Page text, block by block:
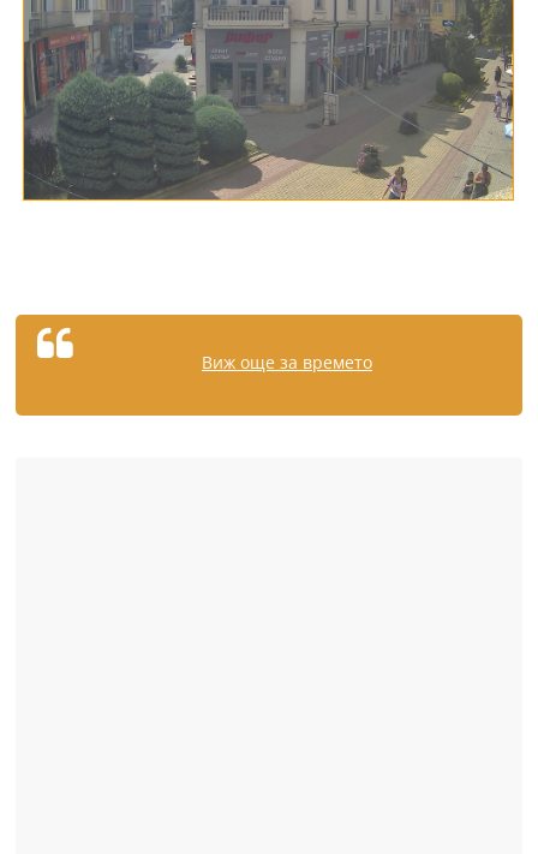
Виж още за времето